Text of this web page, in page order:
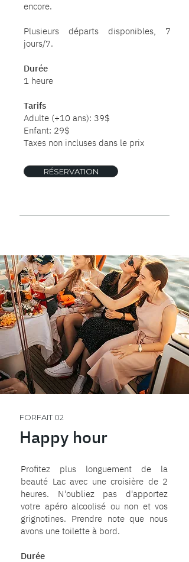
encore.
Plusieurs départs disponibles, 7
jours/7.
Durée
1 heure
Tarifs
Adulte (+10 ans): 39$
Enfant: 29$
Taxes non incluses dans le prix
RÉSERVATION
FORFAIT 02
Happy hour
Profitez plus longuement de la
beauté Lac avec une croisière de 2
heures. N'oubliez pas d'apportez
votre apéro alcoolisé ou non et vos
grignotines. Prendre note que nous
avons une toilette à bord.
Durée